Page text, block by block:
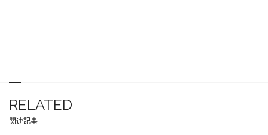
RELATED
関連記事